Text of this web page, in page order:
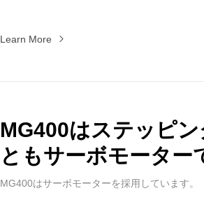
Learn More
MG400はステッピ
ともサーボモーター
MG400はサーボモーターを採用しています。